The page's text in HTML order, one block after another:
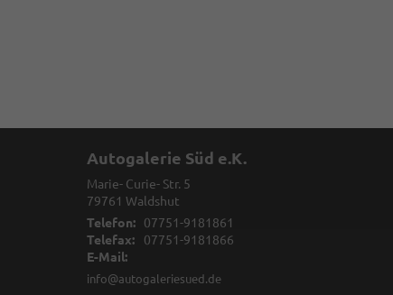
Autogalerie Süd e.K.
Marie- Curie- Str. 5
79761 Waldshut
Telefon:
07751-9181861
Telefax:
07751-9181866
E-Mail:
info@autogaleriesued.de